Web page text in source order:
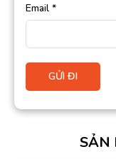
Email *
SẢN